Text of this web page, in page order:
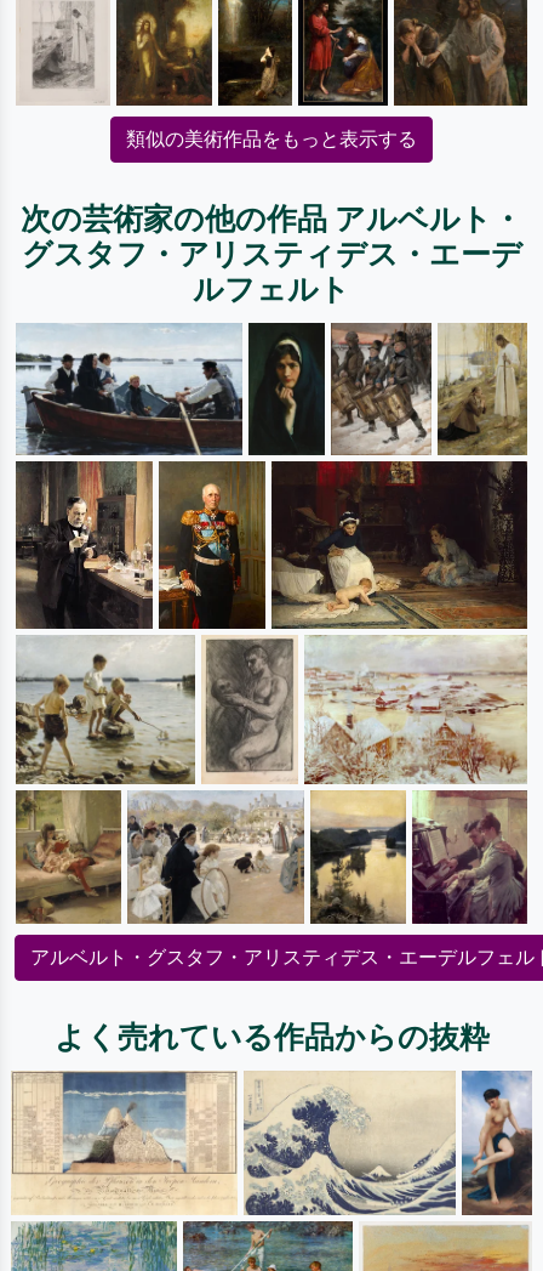
類似の美術作品をもっと表示する
次の芸術家の他の作品 アルベルト・
グスタフ・アリスティデス・エーデ
ルフェルト
アルベルト・グスタフ・アリスティデス・エーデルフェ
よく売れている作品からの抜粋